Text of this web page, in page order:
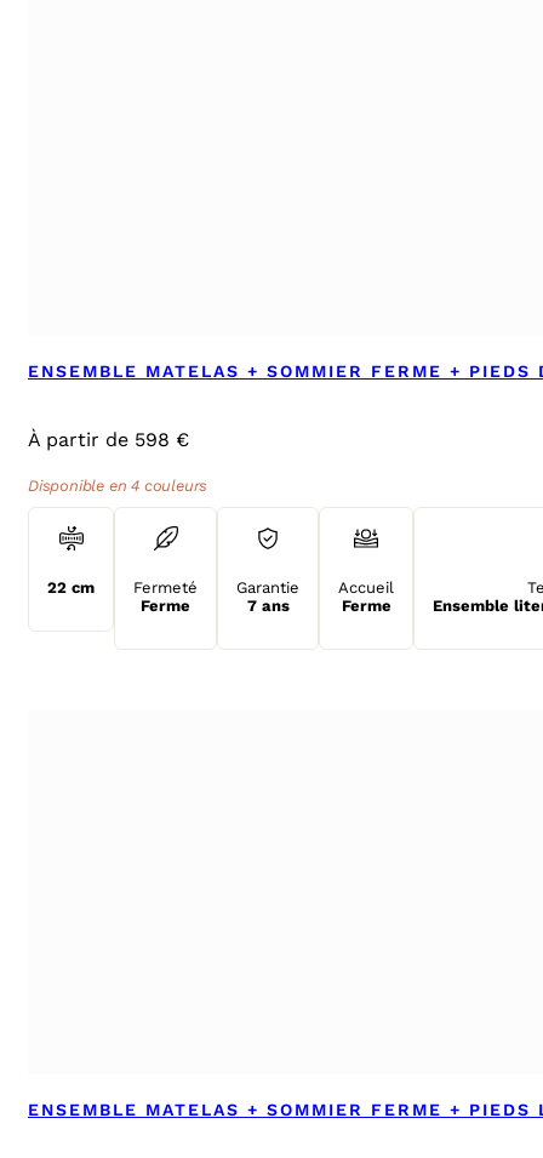
ENSEMBLE MATELAS + SOMMIER FERME + PIEDS
À partir de 598 €
Disponible en 4 couleurs
22 cm
Fermeté
Ferme
Garantie
7 ans
Accueil
Ferme
Ensemble
ENSEMBLE MATELAS + SOMMIER FERME + PIEDS